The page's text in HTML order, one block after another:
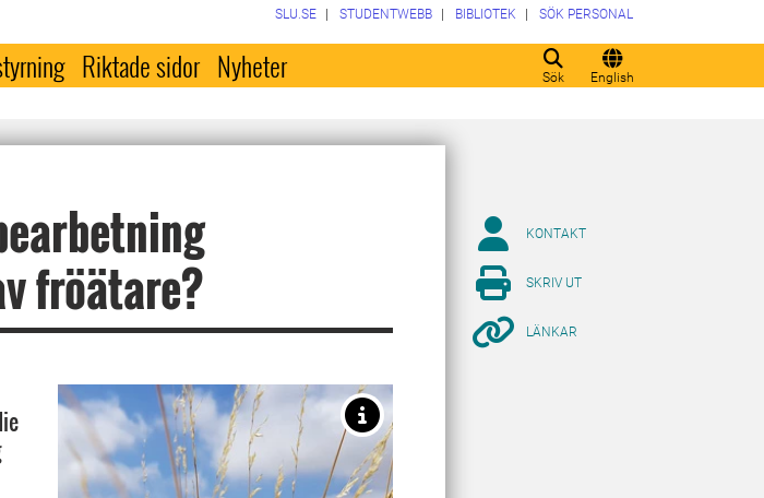
Sök English
SLU.SE STUDENTWEBB BIBLIOTEK SÖK PERSONAL
Riktade sidor Nyheter
fröätare?
KONTAKT
SKRIV UT
LÄNKAR